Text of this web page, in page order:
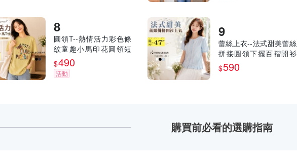
圓領T--熱情活力彩色條
紋童趣小馬印花圓領短
袖T恤(黑.灰.黃L-3L)-T5
38眼圈熊中大尺碼
$490
活動
蕾絲上衣--法式甜美蕾絲
拼接圓領下擺百褶開衫
上衣(白.黑.藍M-3L)-U88
0眼圈熊中大尺碼
$590
購買前必看的選購指南